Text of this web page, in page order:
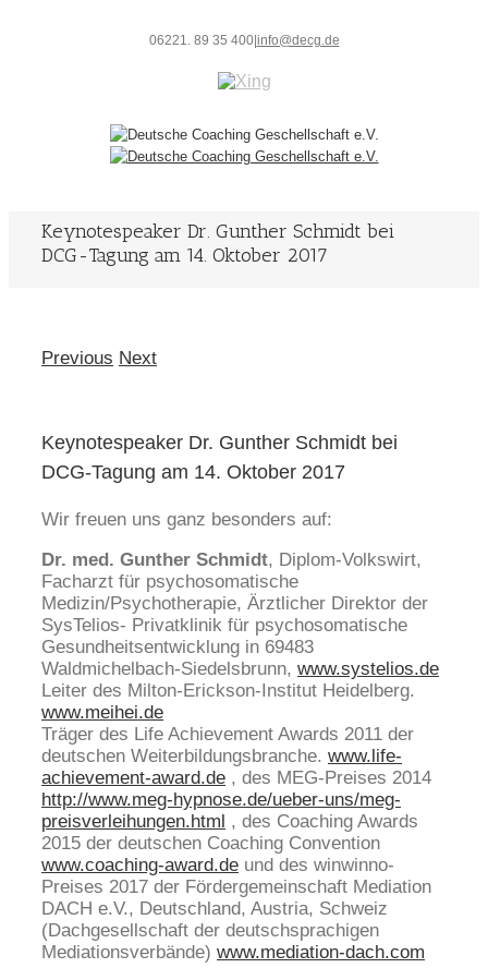
06221. 89 35 400| info@decg.de
Keynotespeaker Dr. Gunther Schmidt bei
DCG-Tagung am 14. Oktober 2017
Previous Next
Keynotespeaker Dr. Gunther Schmidt bei
DCG-Tagung am 14. Oktober 2017
Wir freuen uns ganz besonders auf:
Dr. med. Gunther Schmidt, Diplom-Volkswirt,
Facharzt für psychosomatische
Medizin/Psychotherapie, Ärztlicher Direktor der
SysTelios- Privatklinik für psychosomatische
Gesundheitsentwicklung in 69483
Waldmichelbach-Siedelsbrunn, www.systelios.de
Leiter des Milton-Erickson-Institut Heidelberg.
www.meihei.de
Träger des Life Achievement Awards 2011 der
deutschen Weiterbildungsbranche. www.life-
achievement-award.de , des MEG-Preises 2014
http://www.meg-hypnose.de/ueber-uns/meg-
preisverleihungen.html , des Coaching Awards
2015 der deutschen Coaching Convention
www.coaching-award.de und des winwinno-
Preises 2017 der Fördergemeinschaft Mediation
DACH e.V., Deutschland, Austria, Schweiz
(Dachgesellschaft der deutschsprachigen
Mediationsverbände) www.mediation-dach.com